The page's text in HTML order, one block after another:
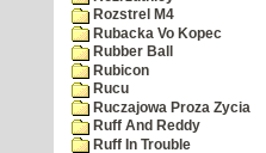
Rozstrel M4
Rubacka Vo Kopec
Rubber Ball
Rubicon
Rucu
Ruczajowa Proza Zycia
Ruff And Reddy
Ruff In Trouble